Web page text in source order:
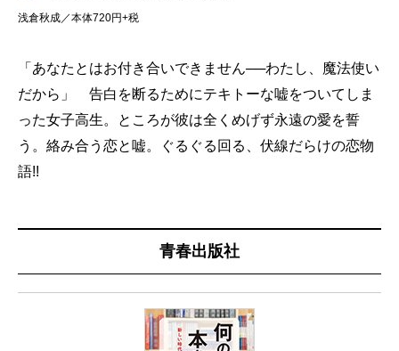
浅倉秋成／本体720円+税
「あなたとはお付き合いできません──わたし、魔法使い
だから」 告白を断るためにテキトーな嘘をついてしま
った女子高生。ところが彼は全くめげず永遠の愛を誓
う。絡み合う恋と嘘。ぐるぐる回る、伏線だらけの恋物
語!!
青春出版社